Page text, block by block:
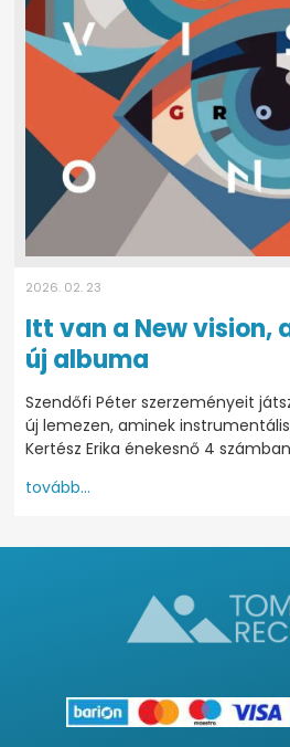
2026. 02. 23
Itt van a New vision,
új albuma
Szendőfi Péter szerzeményeit
új lemezen, aminek
Kertész Erika énekesnő 4
tovább...